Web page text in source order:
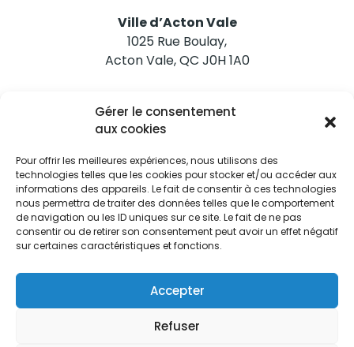
Gérer le consentement
aux cookies
Pour offrir les meilleures expériences, nous utilisons des
technologies telles que les cookies pour stocker et/ou accéder aux
informations des appareils. Le fait de consentir à ces technologies
nous permettra de traiter des données telles que le comportement
de navigation ou les ID uniques sur ce site. Le fait de ne pas
consentir ou de retirer son consentement peut avoir un effet négatif
sur certaines caractéristiques et fonctions.
Accepter
Refuser
Ville d’Acton Vale
1025 Rue Boulay,
Acton Vale, QC J0H 1A0
Nous joindre
Tél. 450 546-2703
Restez informés
Abonnez-vous aux alertes municipales
Je m'abonne